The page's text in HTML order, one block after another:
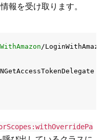
報を受け取ります。
/